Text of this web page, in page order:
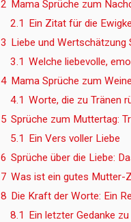
2 Mama Sprüche zum
2.1 Ein Zitat für die
3 Liebe und Wertschätzung
3.1 Welche liebevolle,
4 Mama Sprüche zum
4.1 Worte, die zu Tränen
5 Sprüche zum Muttertag:
5.1 Ein Vers voller Liebe
6 Sprüche über die Liebe:
7 Was ist ein gutes Mutter-
8 Die Kraft der Worte: Ein
8.1 Ein letzter Gedanke